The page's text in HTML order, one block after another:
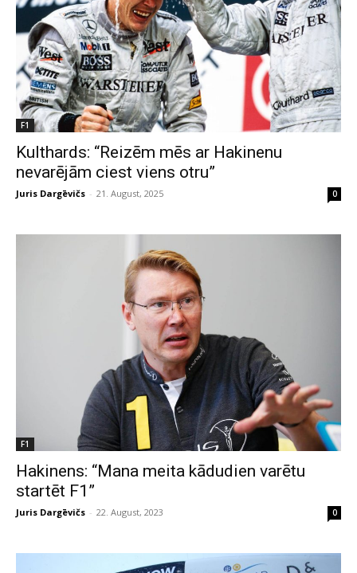
F1
Kulthards: “Reizēm mēs ar Hakinenu
nevarējām ciest viens otru”
Juris Dargēvičs - 21. August, 2025 0
F1
Hakinens: “Mana meita kādudien varētu
startēt F1”
Juris Dargēvičs - 22. August, 2023 0